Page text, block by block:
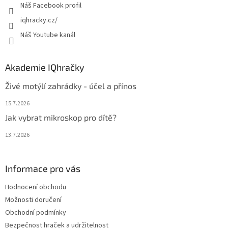
Náš Facebook profil
iqhracky.cz/
Náš Youtube kanál
Akademie IQhračky
Živé motýlí zahrádky - účel a přínos
15.7.2026
Jak vybrat mikroskop pro dítě?
13.7.2026
Informace pro vás
Hodnocení obchodu
Možnosti doručení
Obchodní podmínky
Bezpečnost hraček a udržitelnost